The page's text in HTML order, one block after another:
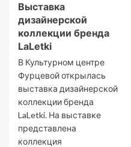
Выставка
дизайнерской
коллекции бренда
LaLetki
В Культурном центре
Фурцевой открылась
выставка дизайнерской
коллекции бренда
LaLetki. На выставке
представлена
коллекция